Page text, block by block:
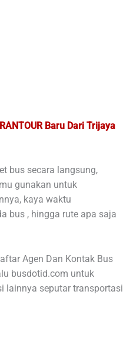
Baru Dari Trijaya
bus secara langsung,
gunakan untuk
kaya waktu
bus , hingga rute apa saja
Agen Dan Kontak Bus
busdotid.com untuk
lainnya seputar transportasi